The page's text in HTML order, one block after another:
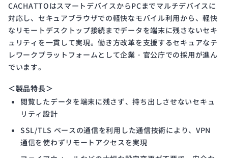
CACHATTOはスマートデバイスからPCまでマルチデバイスに
対応し、セキュアブラウザでの軽快なモバイル利用から、軽快
なリモートデスクトップ接続までデータを端末に残さないセキ
ュリティを一貫して実現。働き方改革を支援するセキュアなテ
レワークプラットフォームとして企業・官公庁での採用が進ん
でいます。
＜製品特長＞
閲覧したデータを端末に残さず、持ち出しさせないセキュ
リティ設計
SSL/TLS ベースの通信を利用した通信技術により、VPN
通信を使わずリモートアクセスを実現